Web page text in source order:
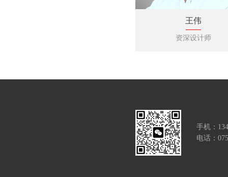
王伟
资深设计师
手机：
电话：